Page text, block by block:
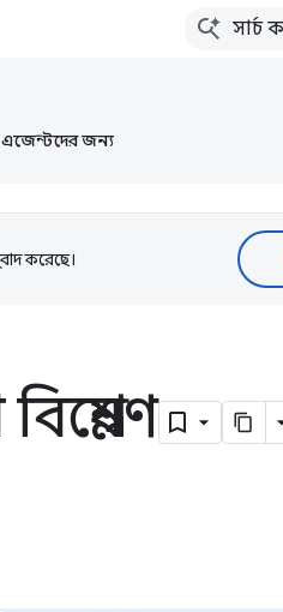
এজেন্টদের জন্য
করেছে।